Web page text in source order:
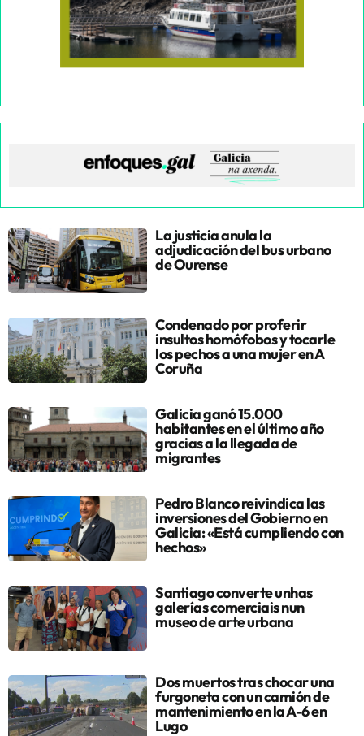
La justicia anula la
adjudicación del bus urbano
de Ourense
Condenado por proferir
insultos homófobos y tocarle
los pechos a una mujer en A
Coruña
Galicia ganó 15.000
habitantes en el último año
gracias a la llegada de
migrantes
Pedro Blanco reivindica las
inversiones del Gobierno en
Galicia: «Está cumpliendo con
hechos»
Santiago converte unhas
galerías comerciais nun
museo de arte urbana
Dos muertos tras chocar una
furgoneta con un camión de
mantenimiento en la A-6 en
Lugo